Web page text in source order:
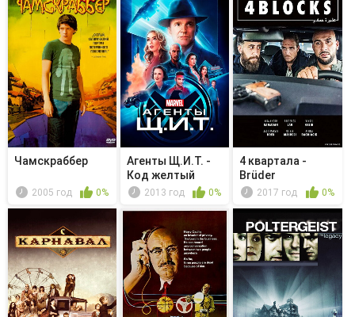
Чaмскраббер
2005 год 0%
Агенты Щ.И.Т. -
Код желтый
2013 год 0%
4 квартала -
Brüder
2017 год 0%